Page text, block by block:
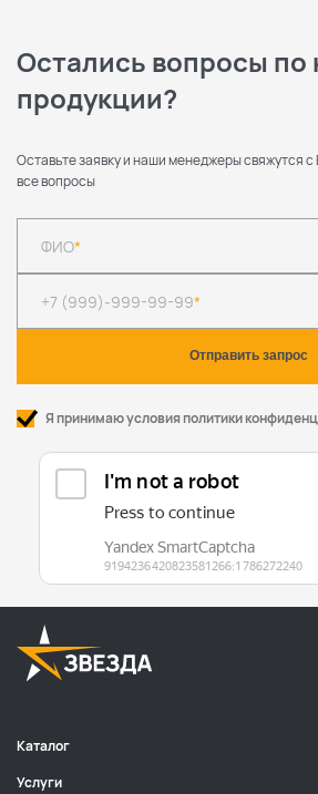
Остались вопросы по
продукции?
Оставьте заявку и наши менеджеры свяжутся
все вопросы
ФИО*
+7 (999)-999-99-99*
Я принимаю условия политики
Каталог
Услуги